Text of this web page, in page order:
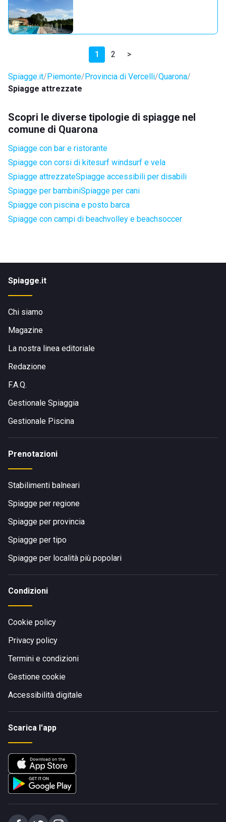
1 2 >
Spiagge.it Piemonte Provincia di Vercelli Quarona
Spiagge attrezzate
Scopri le diverse tipologie di spiagge nel
comune di Quarona
Spiagge con bar e ristorante
Spiagge con corsi di kitesurf windsurf e vela
Spiagge attrezzateSpiagge accessibili per disabili
Spiagge per bambiniSpiagge per cani
Spiagge con piscina e posto barca
Spiagge con campi di beachvolley e beachsoccer
Spiagge.it
Chi siamo
Magazine
La nostra linea editoriale
Redazione
F.A.Q.
Gestionale Spiaggia
Gestionale Piscina
Prenotazioni
Stabilimenti balneari
Spiagge per regione
Spiagge per provincia
Spiagge per tipo
Spiagge per località più popolari
Condizioni
Cookie policy
Privacy policy
Termini e condizioni
Gestione cookie
Accessibilità digitale
Scarica l'app